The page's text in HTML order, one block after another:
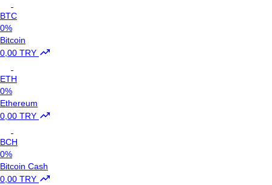
BTC
0%
Bitcoin
0,00 TRY
ETH
0%
Ethereum
0,00 TRY
BCH
0%
Bitcoin Cash
0,00 TRY